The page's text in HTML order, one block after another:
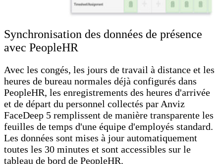
Synchronisation des données de présence
avec PeopleHR
Avec les congés, les jours de travail à distance et les
heures de bureau normales déjà configurés dans
PeopleHR, les enregistrements des heures d'arrivée
et de départ du personnel collectés par Anviz
FaceDeep 5 remplissent de manière transparente les
feuilles de temps d'une équipe d'employés standard.
Les données sont mises à jour automatiquement
toutes les 30 minutes et sont accessibles sur le
tableau de bord de PeopleHR.